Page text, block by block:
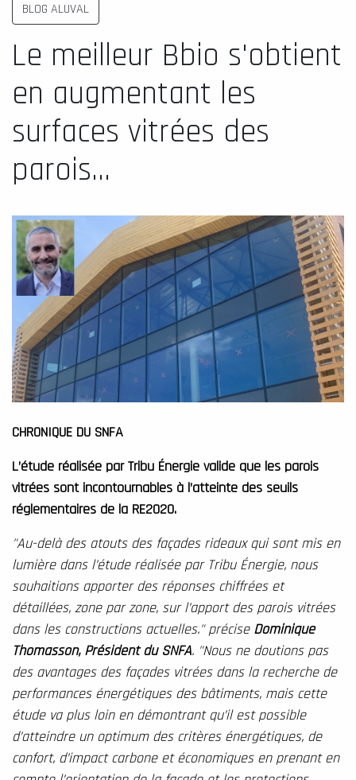
BLOG ALUVAL
Le meilleur Bbio s'obtient
en augmentant les
surfaces vitrées des
parois...
CHRONIQUE DU SNFA
L’étude réalisée par Tribu Énergie valide que les parois
vitrées sont incontournables à l’atteinte des seuils
réglementaires de la RE2020.
"Au-delà des atouts des façades rideaux qui sont mis en
lumière dans l’étude réalisée par Tribu Énergie, nous
souhaitions apporter des réponses chiffrées et
détaillées, zone par zone, sur l’apport des parois vitrées
dans les constructions actuelles." précise Dominique
Thomasson, Président du SNFA. "Nous ne doutions pas
des avantages des façades vitrées dans la recherche de
performances énergétiques des bâtiments, mais cette
étude va plus loin en démontrant qu’il est possible
d’atteindre un optimum des critères énergétiques, de
confort, d’impact carbone et économiques en prenant en